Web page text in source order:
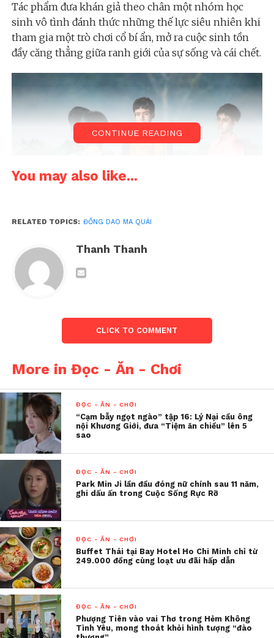
Tác phẩm đưa khán giả theo chân một nhóm học
sinh vô tình đánh thức những thế lực siêu nhiên khi
tham gia một trò chơi cổ bí ẩn, mở ra cuộc sinh tồn
đầy căng thẳng giữa ranh giới của sự sống và cái chết.
Không chỉ gây chú ý bởi ý tưởng khai thác trò chơi
tâm linh, bộ phim còn quy tụ dàn diễn viên trẻ đang
Trò chơi bí ẩn mở ra cuộc chiến sinh
Nội dung phim xoay quanh một nhóm học sinh cá
biệt bị đưa đến một ngôi chùa bỏ hoang để tham gia
khóa rèn luyện kỷ luật. Trong quá trình khám phá
nơi này, cả nhóm phát hiện một chiếc bàn cờ cổ cùng
trò chơi mang tên Ghost Board.
Điều tưởng chừng chỉ là một trò tiêu khiển nhanh
chóng biến thành cơn ác mộng khi mỗi lần tung xúc
xắc đều đánh thức những linh hồn bị phong ấn. Các
hiện tượng kỳ bí liên tiếp xuất hiện, kéo những
người tham gia vào vòng xoáy của lời nguyền, nơi
mỗi quyết định đều có thể phải trả giá bằng mạng
sống.
Với cách xây dựng câu chuyện xoay quanh một trò
chơi có luật lệ riêng, Đồng Dao Ma Quái được nhiều
khán giả ví như phiên bản kinh dị của
nhưng mang đậm màu sắc văn hóa và tín ngưỡng
Thái Lan.
CONTINUE READING
You may also like...
RELATED TOPICS: ĐỒNG DAO MA QUÁI
Thanh Thanh
CLICK TO COMMENT
More in Đọc - Ăn - Chơi
ĐỌC - ĂN - CHƠI
“Cạm bẫy ngọt ngào” tập 16: Lý Nại cầu ông
nội Khương Giới, đưa “Tiệm ăn chiều” lên 5
sao
ĐỌC - ĂN - CHƠI
Park Min Ji lần đầu đóng nữ chính sau 11 năm,
ghi dấu ấn trong Cuộc Sống Rực Rỡ
ĐỌC - ĂN - CHƠI
Buffet Thái tại Bay Hotel Ho Chi Minh chỉ từ
249.000 đồng cùng loạt ưu đãi hấp dẫn
ĐỌC - ĂN - CHƠI
Phượng Tiên vào vai Thơ trong Hẻm Không
Tình Yêu, mong thoát khỏi hình tượng “đào